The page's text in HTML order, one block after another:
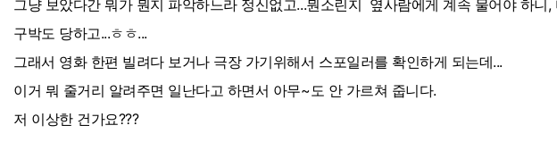
그냥 보았다간 뭐가 뭔지 파악하느라 정신없고...뭔소린지 옆사람에게 계속 물어야 하니,
구박도 당하고...ㅎㅎ...
그래서 영화 한편 빌려다 보거나 극장 가기위해서 스포일러를 확인하게 되는데...
이거 뭐 줄거리 알려주면 일난다고 하면서 아무~도 안 가르쳐 줍니다.
저 이상한 건가요???